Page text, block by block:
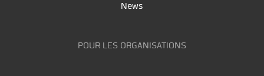
News
POUR LES ORGANISATIONS